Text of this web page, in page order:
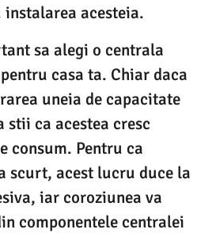
acesteia.
sa alegi o centrala
casa ta. Chiar daca
uneia de capacitate
stii ca acestea cresc
consum. Pentru ca
scurt, acest lucru duce la
iar coroziunea va
componentele centralei